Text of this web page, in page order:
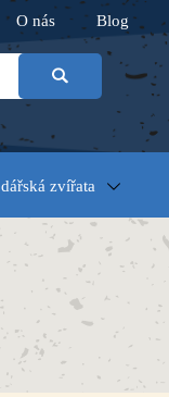
O nás Blog
zvířata